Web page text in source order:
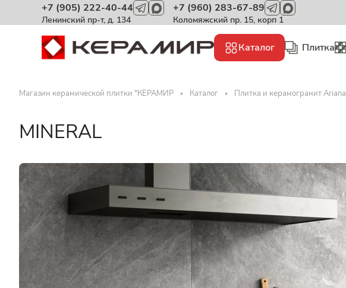
+7 (905) 222-40-44
Ленинский пр-т, д. 134
+7 (960) 283-67-89
Коломяжский пр. 15, корп 1
Каталог Плитка
Магазин керамической плитки "КЕРАМИР Каталог Плитка и керамогранит Ariana
MINERAL